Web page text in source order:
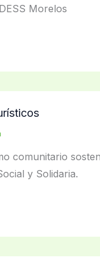
Morelos
comunitario
y Solidaria.